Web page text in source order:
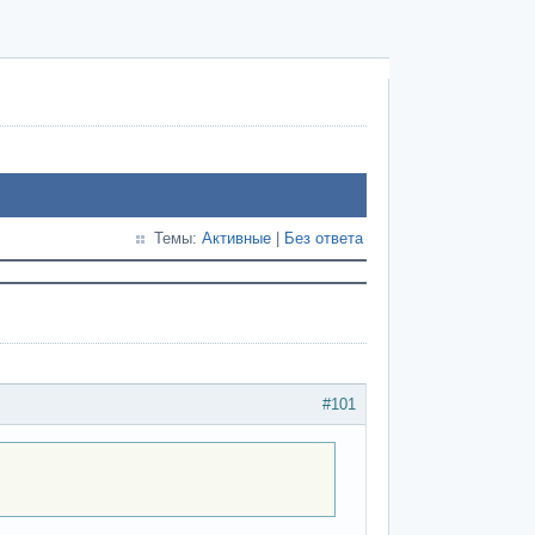
Темы: Активные Без ответа
#101